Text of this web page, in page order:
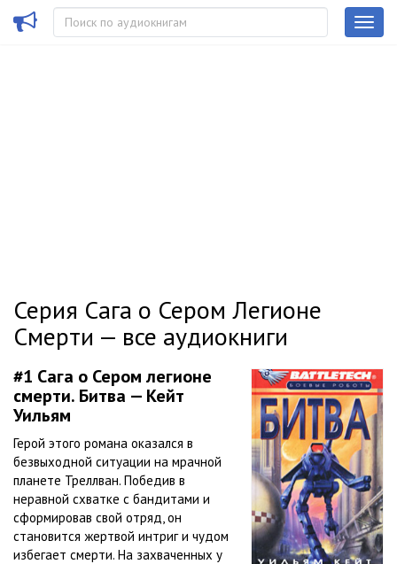
Серия Сага о Сером Легионе
Смерти — все аудиокниги
#1 Сага о Сером легионе
смерти. Битва — Кейт
Уильям
Герой этого романа оказался в
безвыходной ситуации на мрачной
планете Треллван. Победив в
неравной схватке с бандитами и
сформировав свой отряд, он
становится жертвой интриг и чудом
избегает смерти. На захваченных у